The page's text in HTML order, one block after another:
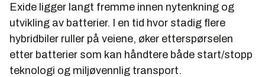
Exide ligger langt fremme innen nytenkning og
utvikling av batterier. I en tid hvor stadig flere
hybridbiler ruller på veiene, øker etterspørselen
etter batterier som kan håndtere både start/stopp
teknologi og miljøvennlig transport.